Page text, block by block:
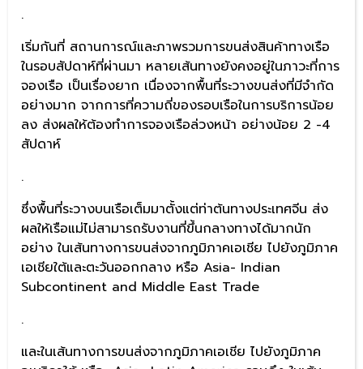
.
เริ่มกันที่ สถานการณ์และภาพรวมการขนส่งสินค้าทางเรือ
ในรอบสัปดาห์ที่ผ่านมา หลายเส้นทางยังคงอยู่ในภาวะที่การ
จองเรือ เป็นเรื่องยาก เนื่องจากพื้นที่ระวางขนส่งที่มีจำกัด
อย่างมาก จากการที่ความถี่ของรอบเรือในการบริการน้อย
ลง ส่งผลให้ต้องทำการจองเรือล่วงหน้า อย่างน้อย 2 -4
สัปดาห์
.
ซึ่งพื้นที่ระวางบนเรือเต็มมาตั้งแต่ท่าต้นทางประเทศจีน ส่ง
ผลให้เรือแม่ไม่สามารถรับงานที่ขึ้นกลางทางได้มากนัก
อย่าง ในเส้นทางการขนส่งจากภูมิภาคเอเชีย ไปยังภูมิภาค
เอเชียใต้และตะวันออกกลาง หรือ Asia- Indian
Subcontinent and Middle East Trade
.
และในเส้นทางการขนส่งจากภูมิภาคเอเชีย ไปยังภูมิภาค